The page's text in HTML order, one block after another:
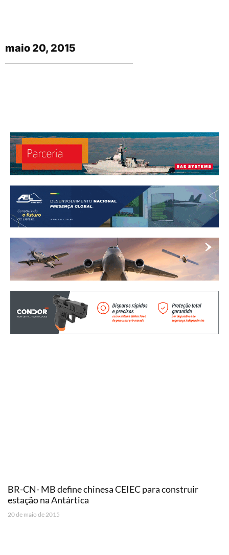
maio 20, 2015
BR-CN- MB define chinesa CEIEC para construir
estação na Antártica
20 de maio de 2015